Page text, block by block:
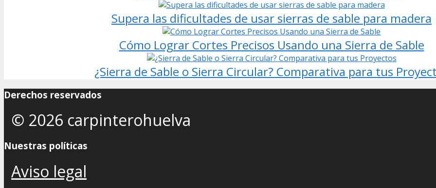
Supera las dificultades de usar sierras de sable para madera
Cómo Lograr Cortes Precisos Usando una Sierra de Sable
¿Sierra de Sable o Sierra Circular? Comparativa para tus
Derechos reservados
© 2026 carpinterohuelva
Nuestras políticas
Aviso legal